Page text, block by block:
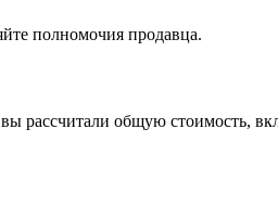
полномочия продавца.
рассчитали общую стоимость,